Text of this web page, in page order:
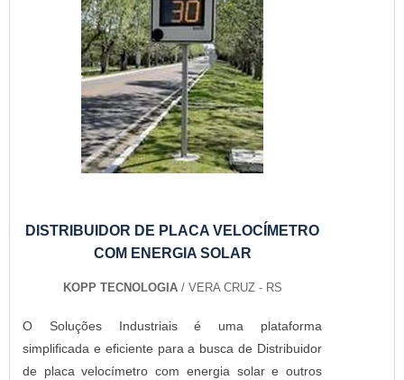
DISTRIBUIDOR DE PLACA VELOCÍMETRO
COM ENERGIA SOLAR
KOPP TECNOLOGIA / VERA CRUZ - RS
O Soluções Industriais é uma plataforma
simplificada e eficiente para a busca de Distribuidor
de placa velocímetro com energia solar e outros